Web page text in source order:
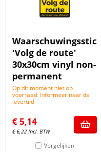
'Volg de route'
30x30cm vinyl non-
permanent
Op dit moment niet op
voorraad. Informeer naar de
levertijd
€ 5,14
€6,22 Incl. BTW
Vergelijken